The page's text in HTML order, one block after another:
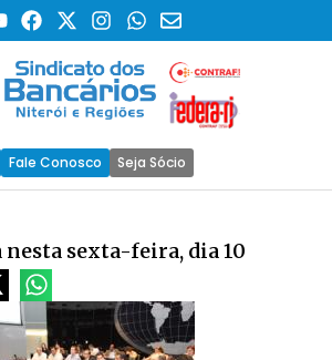
Fale Conosco Seja Sócio
sexta-feira, dia 10